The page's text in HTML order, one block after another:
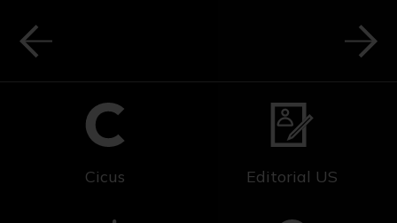
Cicus Editorial US